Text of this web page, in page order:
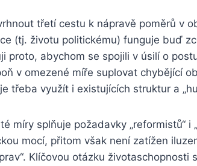
třetí cestu k nápravě poměrů v
(tj. životu politickému) funguje buď
proto, abychom se spojili v úsilí o
v omezené míře suplovat chybějící
třeba využít i existujících struktur a
míry splňuje požadavky „reformistů“ i
mocí, přitom však není zatížen
Klíčovou otázku